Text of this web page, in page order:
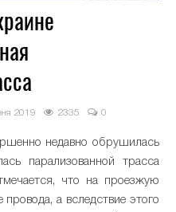
2019 2335 0
недавно обрушилась
парализованной трасса
что на проезжую
провода, а вследствие этого